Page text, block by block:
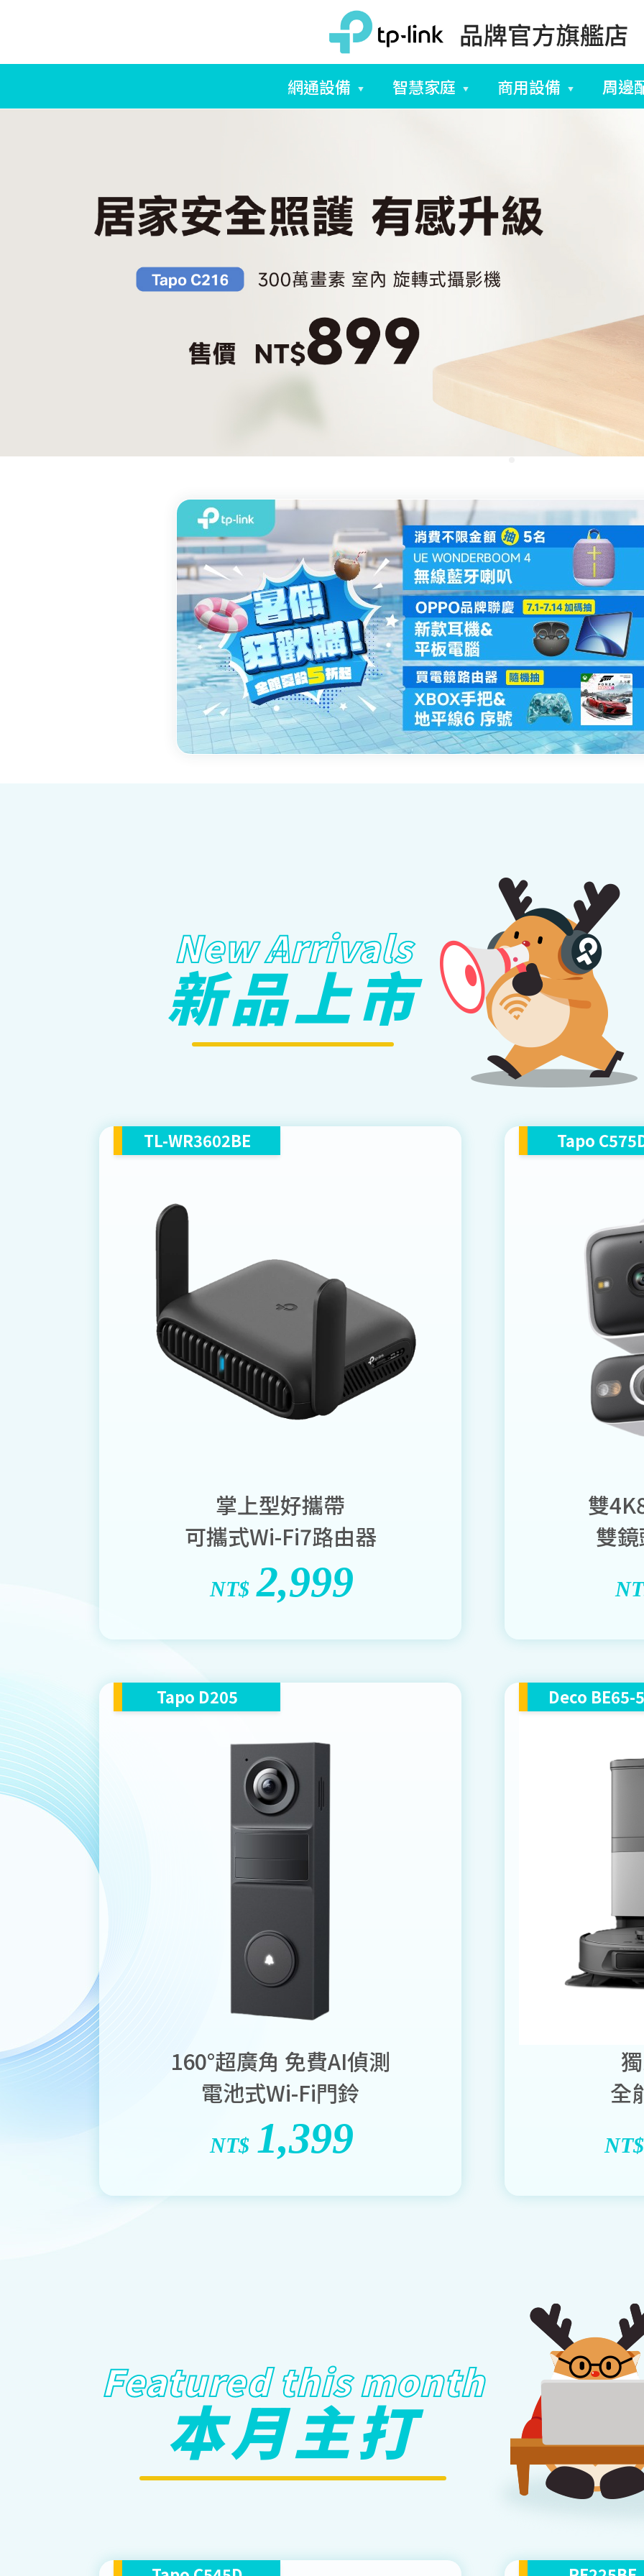
網通設備 ▼ 智慧家庭 ▼ 商用設備 ▼ 周邊
New Arrivals
新品上市
TL-WR3602BE
掌上型好攜帶
可攜式Wi-Fi7路由器
NT$ 2,999
Tapo
雙
雙
Tapo D205
160°超廣角 免費AI偵測
電池式Wi-Fi門鈴
NT$ 1,399
Deco BE65-
全
NT$
Featured this month
本月主打